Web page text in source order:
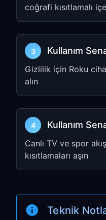
Advanced→
belirleyin
Ağ ayarlarınızı
Proxy’yi seçin
Manual
Connect
Adım 3:
Edin
connection
Bağlantının
coğrafi kısıtlamalı
3 Kullanım
Gizlilik için Roku
alın
4 Kullanım
Canlı TV ve spor
kısıtlamaları aşın
Teknik